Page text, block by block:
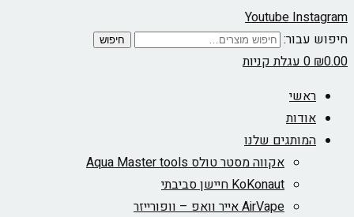
YoutubeInstagram
חיפוש עבור:
חיפוש
₪0.00
0עגלת קניות
ראשי
אודות
המותגים שלנו
אקווה מסטר טולס Aqua Master tools
KoKonaut חיישן סביבתי
AirVape אייר וואפ – וופורייזר